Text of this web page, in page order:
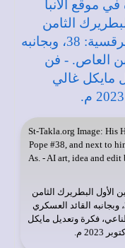
St-Takla.org Image: His
Pope #38, and next to
As. - AI art, idea and
الأول البطريرك الثامن
والثلاثون من بطاركة الكرازة المرقسية: 38، وبجانبه القائد العسكري
فكرة وتعديل مايكل
م.